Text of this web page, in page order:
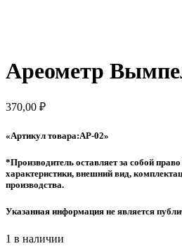
Ареометр
370,00 ₽
«Артикул товара:АР-02»
*Производитель оставляет за собой
характеристики, внешний вид,
производства.
Указанная информация не является
1 в наличии